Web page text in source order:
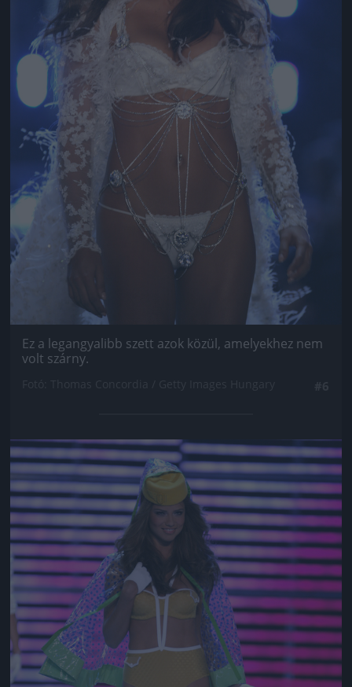
Ez a legangyalibb szett azok közül, amelyekhez nem
volt szárny.
Jön még kép!